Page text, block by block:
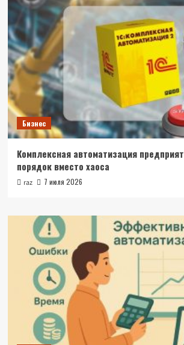
Бизнес
Комплексная автоматизация
порядок вместо хаоса
raz 7 июля 2026